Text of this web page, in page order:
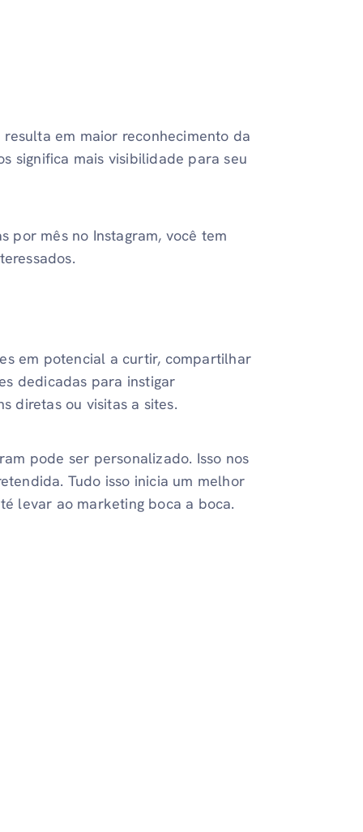
em maior reconhecimento da
significa mais visibilidade para seu
por mês no Instagram, você tem
em potencial a curtir, compartilhar
dedicadas para instigar
diretas ou visitas a sites.
pode ser personalizado. Isso nos
Tudo isso inicia um melhor
levar ao marketing boca a boca.